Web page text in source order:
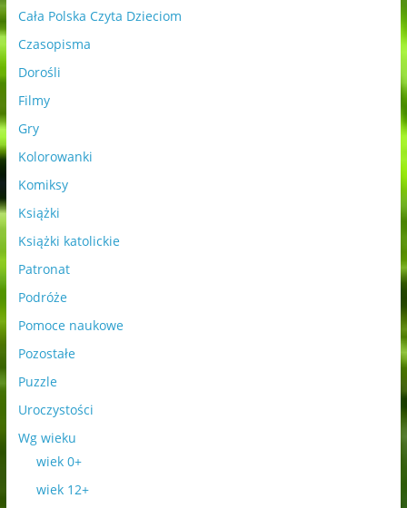
Cała Polska Czyta Dzieciom
Czasopisma
Dorośli
Filmy
Gry
Kolorowanki
Komiksy
Książki
Książki katolickie
Patronat
Podróże
Pomoce naukowe
Pozostałe
Puzzle
Uroczystości
Wg wieku
wiek 0+
wiek 12+